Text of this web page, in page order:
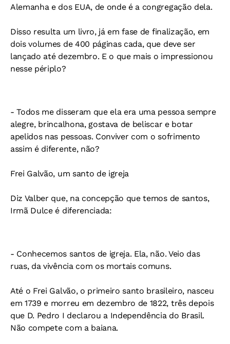
Alemanha e dos EUA, de onde é a congregação dela.
Disso resulta um livro, já em fase de finalização, em
dois volumes de 400 páginas cada, que deve ser
lançado até dezembro. E o que mais o impressionou
nesse périplo?
- Todos me disseram que ela era uma pessoa sempre
alegre, brincalhona, gostava de beliscar e botar
apelidos nas pessoas. Conviver com o sofrimento
assim é diferente, não?
Frei Galvão, um santo de igreja
Diz Valber que, na concepção que temos de santos,
Irmã Dulce é diferenciada:
- Conhecemos santos de igreja. Ela, não. Veio das
ruas, da vivência com os mortais comuns.
Até o Frei Galvão, o primeiro santo brasileiro, nasceu
em 1739 e morreu em dezembro de 1822, três depois
que D. Pedro I declarou a Independência do Brasil.
Não compete com a baiana.